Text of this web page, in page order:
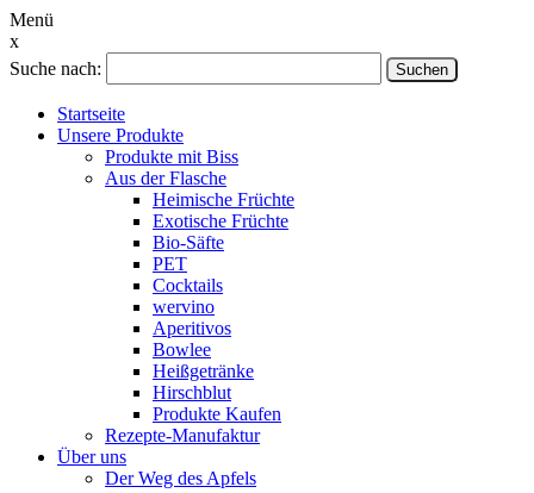
Menü
x
Suche nach:
Suchen
Startseite
Unsere Produkte
Produkte mit Biss
Aus der Flasche
Heimische Früchte
Exotische Früchte
Bio-Säfte
PET
Cocktails
wervino
Aperitivos
Bowlee
Heißgetränke
Hirschblut
Produkte Kaufen
Rezepte-Manufaktur
Über uns
Der Weg des Apfels